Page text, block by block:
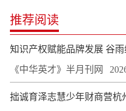
推荐阅读
知识产权赋能品牌发展 谷
《中华英才》半月刊网
拙诚育泽志慧少年财商营杭